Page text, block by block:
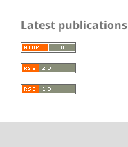
Latest publications